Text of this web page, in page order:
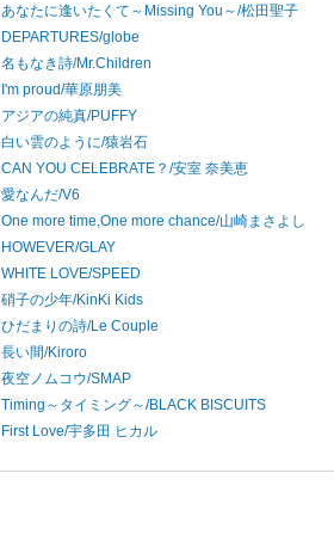
あなたに逢いたくて～Missing You～/松田聖子
DEPARTURES/globe
名もなき詩/Mr.Children
I'm proud/華原朋美
アジアの純真/PUFFY
白い雲のように/猿岩石
CAN YOU CELEBRATE？/安室 奈美恵
愛なんだ/V6
One more time,One more chance/山崎まさよし
HOWEVER/GLAY
WHITE LOVE/SPEED
硝子の少年/KinKi Kids
ひだまりの詩/Le Couple
長い間/Kiroro
夜空ノムコウ/SMAP
Timing～タイミング～/BLACK BISCUITS
First Love/宇多田 ヒカル